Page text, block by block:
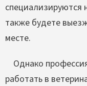
специализируются
также будете
месте.
Однако
работать в